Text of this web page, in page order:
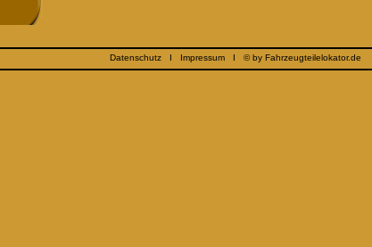
Datenschutz I Impressum I © by Fahrzeugteilelokator.de